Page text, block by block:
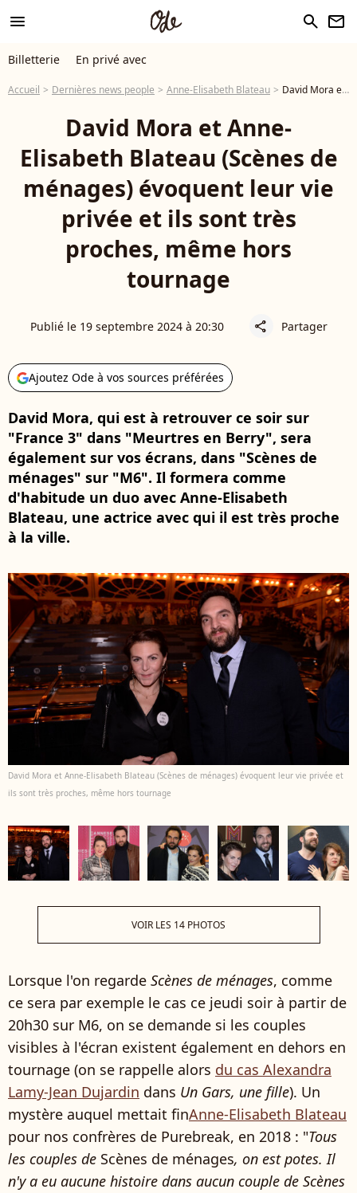
menu search newsletter
Billetterie En privé avec
Accueil Dernières news people Anne-Elisabeth Blateau David Mora et Anne-Elisabeth Blateau (Scènes de ménages) évoquent leur vie privée et ils sont très proches, même hors tournage
David Mora et Anne-
Elisabeth Blateau (Scènes de
ménages) évoquent leur vie
privée et ils sont très
proches, même hors
tournage
Publié le 19 septembre 2024 à 20:30 share Partager
Ajoutez Ode à vos sources préférées
David Mora, qui est à retrouver ce soir sur
"France 3" dans "Meurtres en Berry", sera
également sur vos écrans, dans "Scènes de
ménages" sur "M6". Il formera comme
d'habitude un duo avec Anne-Elisabeth
Blateau, une actrice avec qui il est très proche
à la ville.
David Mora et Anne-Elisabeth Blateau (Scènes de ménages) évoquent leur vie privée et
ils sont très proches, même hors tournage
VOIR LES 14 PHOTOS
Lorsque l'on regarde Scènes de ménages, comme
ce sera par exemple le cas ce jeudi soir à partir de
20h30 sur M6, on se demande si les couples
visibles à l'écran existent également en dehors en
tournage (on se rappelle alors du cas Alexandra
Lamy-Jean Dujardin dans Un Gars, une fille). Un
mystère auquel mettait finAnne-Elisabeth Blateau
pour nos confrères de Purebreak, en 2018 : "Tous
les couples de Scènes de ménages, on est potes. Il
n'y a eu aucune histoire dans aucun couple de Scènes